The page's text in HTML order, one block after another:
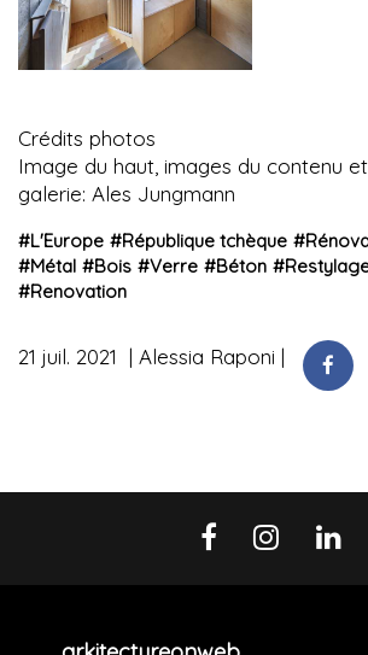
Crédits photos
Image du haut, images du contenu
galerie: Ales Jungmann
#L'Europe #République tchèque #
#Métal #Bois #Verre #Béton #
#Renovation
21 juil. 2021 Alessia Raponi